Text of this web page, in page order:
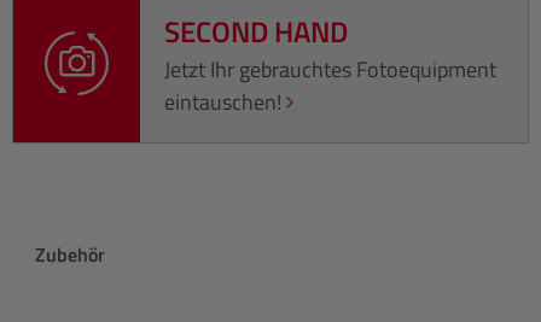
SECOND HAND
Jetzt Ihr gebrauchtes Fotoequipment
eintauschen!
Produktgalerie überspringen
Zubehör